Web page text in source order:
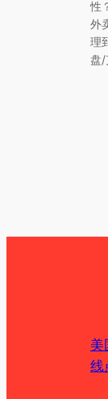
性
外
理
盘/
美
线